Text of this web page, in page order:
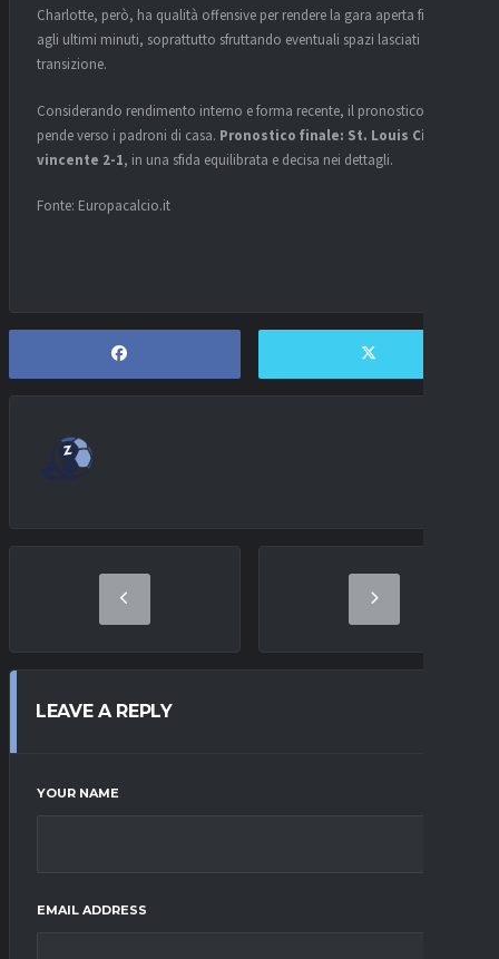
Charlotte, però, ha qualità offensive per rendere la gara aperta fino
agli ultimi minuti, soprattutto sfruttando eventuali spazi lasciati in
transizione.
Considerando rendimento interno e forma recente, il pronostico
pende verso i padroni di casa. Pronostico finale: St. Louis City
vincente 2-1, in una sfida equilibrata e decisa nei dettagli.
Fonte: Europacalcio.it
LEAVE A REPLY
YOUR NAME
EMAIL ADDRESS